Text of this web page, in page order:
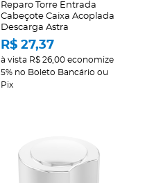
Reparo Torre Entrada
Cabeçote Caixa Acoplada
Descarga Astra
R$ 27,37
à vista R$ 26,00economize
5% no Boleto Bancário ou
Pix